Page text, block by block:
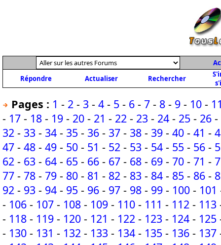
Répondre
Actualiser Rechercher
Pages : 1 - 2 - 3 - 4 - 5 - 6 - 7 - 8 - 9 - 10 -
- 17 - 18 - 19 - 20 - 21 - 22 - 23 - 24 - 25 - 26 -
32 - 33 - 34 - 35 - 36 - 37 - 38 - 39 - 40 - 41 -
47 - 48 - 49 - 50 - 51 - 52 - 53 - 54 - 55 - 56 -
62 - 63 - 64 - 65 - 66 - 67 - 68 - 69 - 70 - 71 -
77 - 78 - 79 - 80 - 81 - 82 - 83 - 84 - 85 - 86 -
92 - 93 - 94 - 95 - 96 - 97 - 98 - 99 - 100 - 101
- 106 - 107 - 108 - 109 - 110 - 111 - 112 - 113
- 118 - 119 - 120 - 121 - 122 - 123 - 124 - 125
- 130 - 131 - 132 - 133 - 134 - 135 - 136 - 137